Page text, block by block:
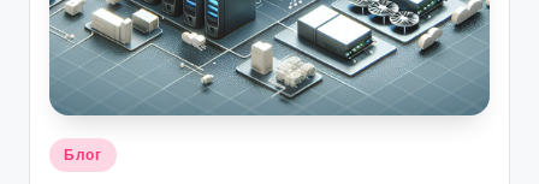
.
b
y
Опубликовано
Блог